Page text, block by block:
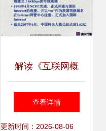
解读《互联网概
述》课件 域名注册
服务如何塑造网络
查看详情
更新时间：2026-08-06